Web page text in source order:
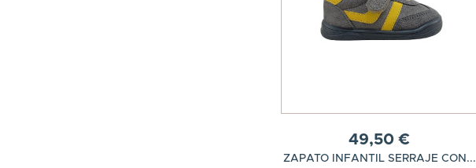
49,50 €
ZAPATO INFANTIL SERRAJE CON...